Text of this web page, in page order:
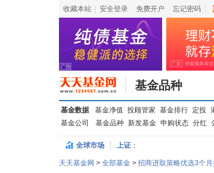
收藏本站 安全登录 免费开户 忘记密码
基金品种
基金数据 基金净值 投顾管家 基金排行 定投
基金公司
基金品种 新发基金 申购状态 分红
全球市场 上证：
天天基金网 > 全部基金 > 招商进取策略优选3个